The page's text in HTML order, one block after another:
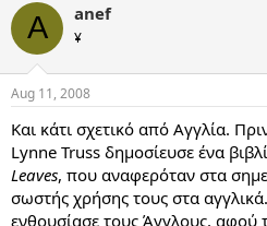
A anef
¥
Aug 11, 2008
Και κάτι σχετικό από Αγγλία.
Lynne Truss δημοσίευσε ένα
Leaves, που αναφερόταν στα
σωστής χρήσης τους στα
ενθουσίασε τους Άγγλους, αφού